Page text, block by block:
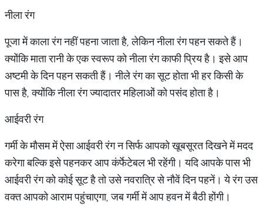
नीला रंग
पूजा में काला रंग नहीं पहना जाता है, लेकिन नीला रंग पहन सकते हैं।
क्योंकि माता रानी के एक स्वरूप को नीला रंग काफी प्रिय है। इसे आप
अष्टमी के दिन पहन सकती हैं। नीले रंग का सूट होता भी हर किसी के
पास है, क्योंकि नीला रंग ज्यादातर महिलाओं को पसंद होता है।
आईवरी रंग
गर्मी के मौसम में ऐसा आईवरी रंग न सिर्फ आपको खूबसूरत दिखने में मदद
करेगा बल्कि इसे पहनकर आप कंर्फेटेबल भी रहेंगी। यदि आपके पास भी
आईवरी रंग को कोई सूट है तो उसे नवरात्रि से नौवें दिन पहनें। ये रंग उस
वक्त आपको आराम पहुंचाएगा, जब गर्मी में आप हवन में बैठी होंगी।